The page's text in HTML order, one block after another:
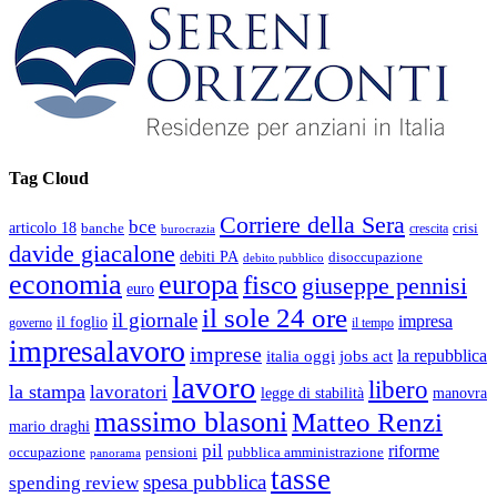
Tag Cloud
articolo 18 banche bce burocrazia Corriere della Sera crescita crisi
davide giacalone debiti PA debito pubblico disoccupazione
economia euro europafisco giuseppe pennisi
governo il foglio il giornale il sole 24 ore il tempo impresa
impresalavoro imprese italia oggi jobs act la repubblica
la stampa lavoratori lavoro legge di stabilità libero manovra
mario draghi massimo blasoniMatteo Renzi
occupazione panorama pensioni pil pubblica amministrazione riforme
spending review spesa pubblicatasse